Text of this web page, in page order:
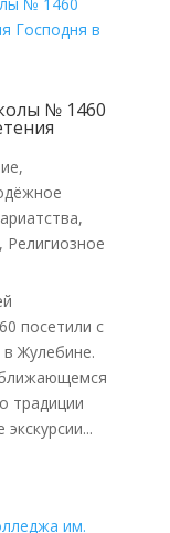
№ 1460
,
,
, Религиозное
посетили с
в Жулебине.
традиции